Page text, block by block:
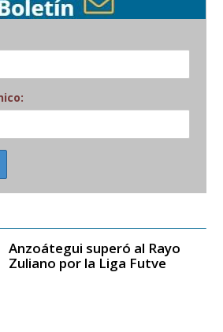
Anzoátegui superó al Rayo
Zuliano por la Liga Futve